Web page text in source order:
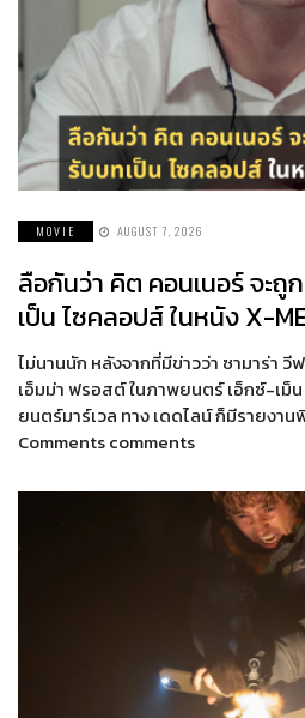
MOVIE AUGUST 7, 2026
ลือกันว่า คิต คอนเนอร์ จะถู
เป็น ไซคลอปส์ ในหนัง X-
ไม่นานนัก หลังจากที่มีข่าวว่า ซามาร่า วี
เอ็มม่า ฟรอสต์ ในภาพยนตร์ เอ็กซ์-เม็
ยนตร์มาร์เวล ทาง เดดไลน์ ก็มีรายงา
Comments comments